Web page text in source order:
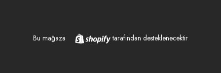
Bu mağaza Shopify
tarafından desteklenecektir